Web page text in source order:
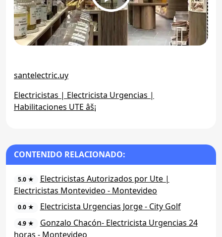
santelectric.uy
Electricistas | Electricista Urgencias |
Habilitaciones UTE âš¡
CONTENIDO RELACIONADO:
5.0 ★
Electricistas Autorizados por Ute |
Electricistas Montevideo - Montevideo
0.0 ★ Electricista Urgencias Jorge - City Golf
4.9 ★
Gonzalo Chacón- Electricista Urgencias 24
horas - Montevideo